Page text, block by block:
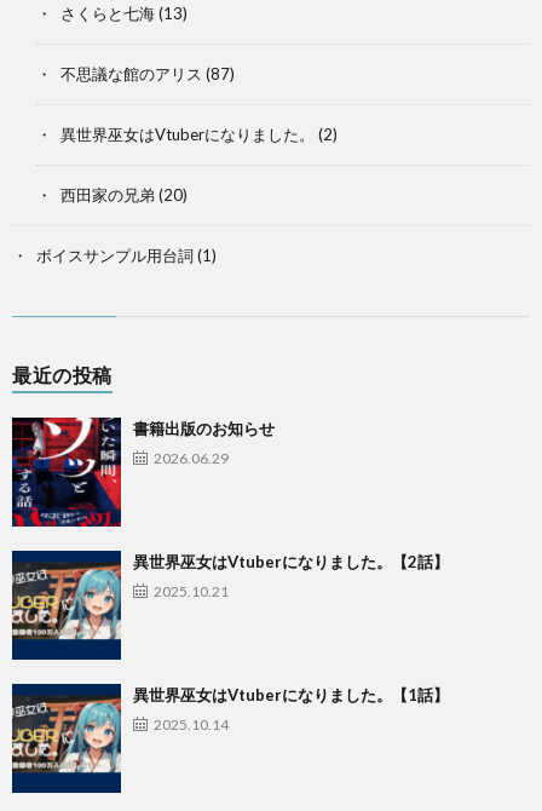
さくらと七海(13)
不思議な館のアリス (87)
異世界巫女はVtuberになりました。 (2)
西田家の兄弟(20)
ボイスサンプル用台詞 (1)
最近の投稿
書籍出版のお知らせ
2026.06.29
異世界巫女はVtuberになりました。【2話】
2025.10.21
異世界巫女はVtuberになりました。【1話】
2025.10.14